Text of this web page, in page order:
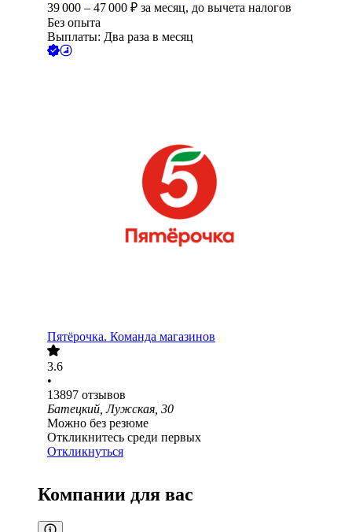
39 000 – 47 000 ₽ за месяц, до вычета налогов
Без опыта
Выплаты: Два раза в месяц
Пятёрочка. Команда магазинов
3.6
•
13897 отзывов
Батецкий, Лужская, 30
Можно без резюме
Откликнитесь среди первых
Откликнуться
Компании для вас